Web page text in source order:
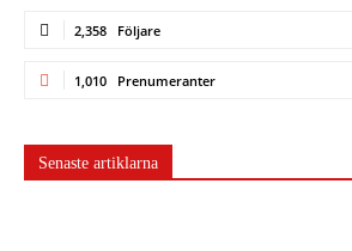
2,358 Följare
1,010 Prenumeranter
Senaste artiklarna